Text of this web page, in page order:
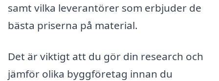
samt vilka leverantörer som erbjuder de
bästa priserna på material.
Det är viktigt att du gör din research och
jämför olika byggföretag innan du